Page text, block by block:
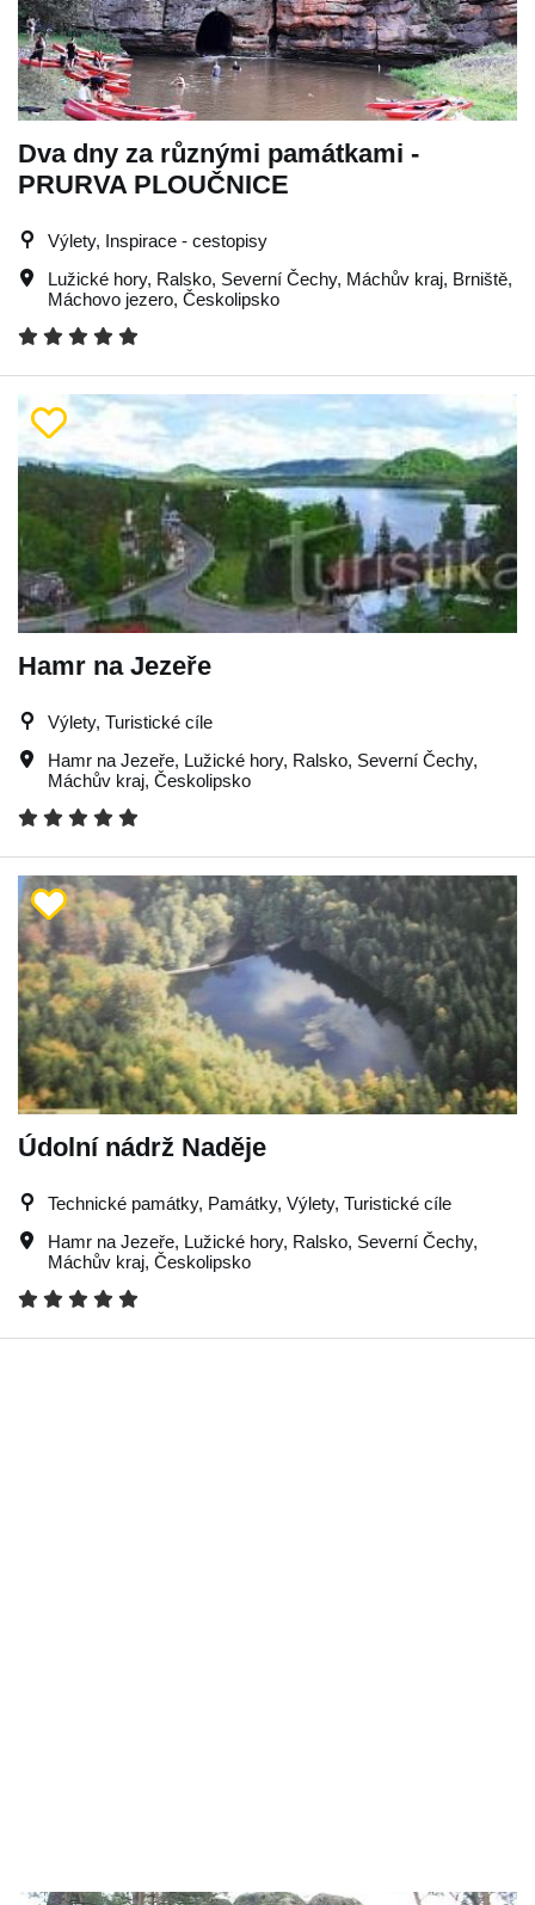
Dva dny za různými památkami -
PRURVA PLOUČNICE
Výlety, Inspirace - cestopisy
Lužické hory, Ralsko, Severní Čechy, Máchův kraj, Brniště,
Máchovo jezero, Českolipsko
Hamr na Jezeře
Výlety, Turistické cíle
Hamr na Jezeře, Lužické hory, Ralsko, Severní Čechy,
Máchův kraj, Českolipsko
Údolní nádrž Naděje
Technické památky, Památky, Výlety, Turistické cíle
Hamr na Jezeře, Lužické hory, Ralsko, Severní Čechy,
Máchův kraj, Českolipsko